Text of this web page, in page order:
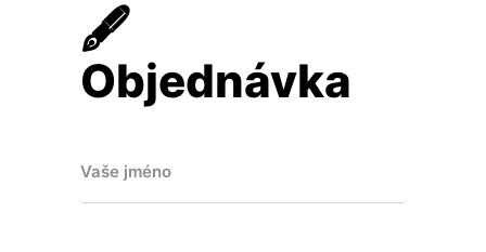
🖋
Objednávka
Vaše jméno